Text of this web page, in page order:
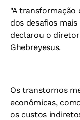
"A transformação
dos desafios
declarou o diretor
Ghebreyesus.
Os transtornos
econômicas,
os custos